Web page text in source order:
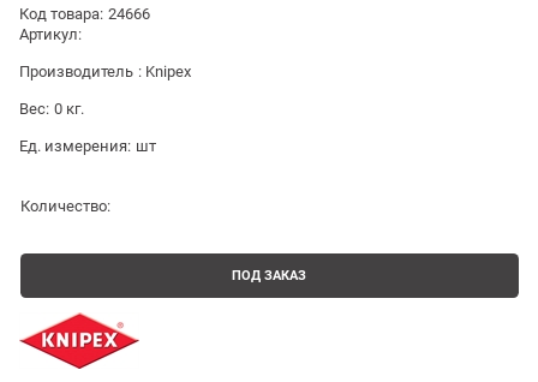
Код товара: 24666
Артикул:
Производитель : Knipex
Вес: 0 кг.
Ед. измерения: шт
Количество:
ПОД ЗАКАЗ